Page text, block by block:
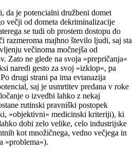
da je potencialni družbeni domet
večji od dometa dekriminalizacije
se tudi ob prostem dostopu do
razmeroma majhno število ljudi, saj sta
večinoma močnejša od
Zato ne glede na svoja »prepričanja«
naredi gesto za svoj »izklop«, pa
drugi strani pa ima evtanazija
saj je usmrtitev predana v roke
o izvedbi lahko z nekaj
rutinski pravniški postopek
»objektivni« medicinski kriteriji), ki
dobi zelo velike, celo industrijske
kot množičnega, vedno večjega in
»problema«).